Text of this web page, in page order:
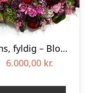
Krans, fyldig – Blomster til begravelse
6.000,00 kr.